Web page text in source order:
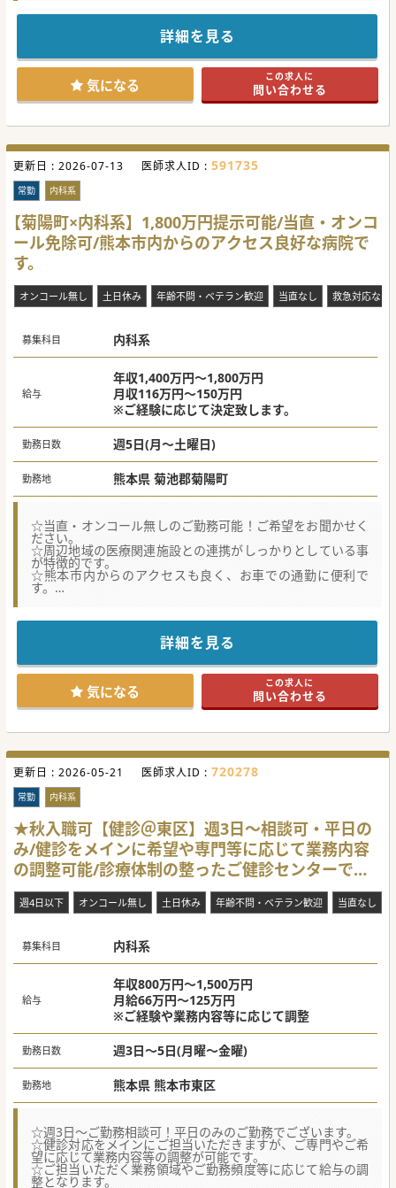
管理医師としての働き方は柔軟で、診療業務に加えて、スタ
ッフとのチームビルディング、営業活動、事務業務といった
いていくことが可能です。
実際にこれらの業務を未経験で入職した管理医師は「同年
代・同じ立場の医師と比較して、よりハイレベルなマネジメ
ントができるようになる」という目標を意識しチャレンジし
訪問診療の経験がない方もご安心ください。
業務に慣れていただけるよう、充実したサポート体制と段階
的な育成プログラムを設けています。
入職時には研修プログラムに加え、他院見学やメンター医師
との実地研修も用意されており、スタッフの9割以上が未経
験からスタートし、活躍しています。
チャットツールやオンライン面談を活用していつでも相談で
きる環境が整っており、代表理事や理事自らが訪問同行や困
難事例の相談に対応するなど、手厚い支援があります。
風通しの良い職場で、医療だけでなく経営やビジネスの視点
を持つ多職種のメンバーから的確なアドバイスを受けなが
ら、自身の成長を追求できる環境を整えています。
一般社団法人誠創会には、管理医師として新規立ち上げに挑
戦したい、専門医師として研鑽を積みたい、組織のマネジメ
る、多様なキャリアパスも用意されています。
「治す医療」だけでなく、「患者さんに寄り添う医療」に挑
戦したいという情熱をお持ちの方、そして「理想の地域医療
を創りつづける」という法人の目指す方向性に共感いただけ
る方、ぜひ一度、あさがおクリニックの見学にお越しくださ
い。
【職場環境と雰囲気】
■首都圏の各院で培われた、役職や職種による垣根のないフ
ラットな組織文化のもと、活発に意見を交わしながらチーム
医療を実践します。
■医師の働き方を尊重しており、オンコールなしの完全週休
2日制(土日祝)でプライベートの時間を大切にすることも可能
です。
法人全体で新しい知識や技術を積極的に学び、互いに高め合
う文化が醸成されています。
【具体的な医療機関情報】
■一都三県で複数の在宅医療専門クリニックを展開し、豊富
な実績を持つ医療法人が、熊本に初めて開設を進めておりま
す。
師が患者様と向き合う時間を最大限確保できる体制構築を熊
本でも図って参ります。
■首都圏の各院と緊密に連携する充実したバックアップ体制
ております。
【具体的な業務内容】
■1日の訪問件数は6?10件程で、患者様一人ひとりと丁寧に
いただきます。
環境です。採血やエコー等の基本的な手技に加え、各種カテ
ーテル管理等をお願い致します。
■他職種との連携をしっかりと図り、また患者様やそのご家
族と円滑なコミュニケーションと良好な関係性を築いていた
だきたいと考えております。
#秋入職可
病床も有している病院です。
福利厚生や各種手当制度の充実を図り医師が働きやすい環境
となるよう、取り組んでいらっしゃいますし、
資格などをお持ちの先生や病院への貢献度の高い先生へ、可
能な限りの還元を検討されている病院です。
業務内容についてはご相談しやすい環境ですので、ぜひご検
討ください！
詳細を見る
気になる この求人に
問い合わせる
更新日 : 2026-07-13 医師求人ID : 591735
常勤 内科系
【菊陽町×内科系】1,800万円提示可能/当直・オンコ
ール免除可/熊本市内からのアクセス良好な病院で
す。
オンコール無し 土日休み 年齢不問・ベテラン歓迎 当直なし 救急対応なし
募集科目 内科系
給与
年収1,400万円～1,800万円
月収116万円～150万円
※ご経験に応じて決定致します。
勤務日数 週5日(月～土曜日)
勤務地 熊本県 菊池郡菊陽町
☆当直・オンコール無しのご勤務可能！ご希望をお聞かせく
ださい。
☆周辺地域の医療関連施設との連携がしっかりとしている事
が特徴的です。
☆熊本市内からのアクセスも良く、お車での通勤に便利で
す。
■地域医療への貢献に注力し、一次救急から介護等まで幅広
い医療サービスを提供しています。地域住民に信頼される医
療機関として、かかりつけの病院としての役割を果たしてい
ます。
■医師・スタッフの人間関係が非常に良好で、安心して働け
る環境を整えています。離職率も極めて低く、長くお勤めの
スタッフの方が多数いらっしゃいます。
■院長をはじめ、明るくお人柄の良い医師が多く、働きやす
診療ニーズに応えることに重きを置いており、訪問看護など
にも力を入れています。
【募集背景】
■ご家庭の事情により内科医師が離職予定のため、新たな医
師を募集しております。地域医療を支えるために、即戦力と
してご活躍いただける方をお迎えしたいと考えています。
■病院の核となる医師を迎え、長期的に安定した医療提供を
目指しています。患者様やスタッフとの信頼関係を築き、地
域に貢献できる医師を求めています。
■週1回の当直を担当できる方を歓迎しますが、免除の相談
も可能です。医師のライフスタイルを尊重し、柔軟な勤務体
【具体的な医療機関情報】
のニーズに応える新しい取り組みを積極的に行っています。
■熊本市内からのアクセスが良く、車での通勤が便利な立地
ットワークの一翼を担っています。
■外来や病棟業務等、業務のバランスについては、ご相談の
上で柔軟に決定致します。働きやすい環境を提供するため、
医師のご希望を最大限考慮する特徴がございます。
#年度内入職可 #秋入職可
詳細を見る
気になる この求人に
問い合わせる
更新日 : 2026-05-21 医師求人ID : 720278
常勤 内科系
★秋入職可【健診＠東区】週3日～相談可・平日の
み/健診をメインに希望や専門等に応じて業務内容
の調整可能/診療体制の整ったご健診センターで
す。
週4日以下 オンコール無し 土日休み 年齢不問・ベテラン歓迎 当直なし
募集科目 内科系
給与
年収800万円～1,500万円
月給66万円～125万円
※ご経験や業務内容等に応じて調整
勤務日数 週3日～5日(月曜～金曜)
勤務地 熊本県 熊本市東区
☆週3日～ご勤務相談可！平日のみのご勤務でございます。
☆健診対応をメインにご担当いただきますが、ご専門やご希
望に応じて業務内容等の調整が可能です。
☆ご担当いただく業務領域やご勤務頻度等に応じて給与の調
整となります。